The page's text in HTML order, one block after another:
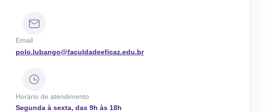
Email
polo.lubango@faculdadeeficaz.edu.br
Horário de atendimento
Segunda à sexta, das 9h às 18h